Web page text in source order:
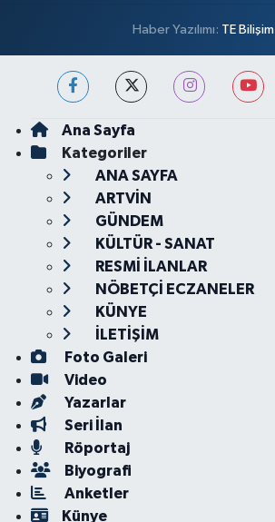
Haber Yazılımı: TE Bilişim
Ana Sayfa
Kategoriler
ANA SAYFA
ARTVİN
GÜNDEM
KÜLTÜR - SANAT
RESMİ İLANLAR
NÖBETÇİ ECZANELER
KÜNYE
İLETİŞİM
Foto Galeri
Video
Yazarlar
Seri İlan
Röportaj
Biyografi
Anketler
Künye